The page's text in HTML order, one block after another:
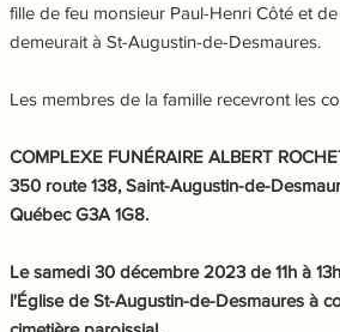
fille de feu monsieur Paul-Henri Côté et
demeurait à St-Augustin-de-Desmaures.
Les membres de la famille recevront les
COMPLEXE FUNÉRAIRE ALBERT
350 route 138, Saint-Augustin-de-
Québec G3A 1G8.
Le samedi 30 décembre 2023 de 11h à
l'Église de St-Augustin-de-Desmaures à